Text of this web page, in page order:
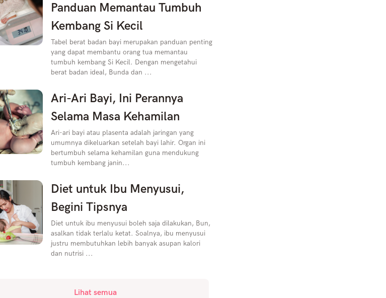
Panduan Memantau Tumbuh
Kembang Si Kecil
Tabel berat badan bayi merupakan panduan penting
yang dapat membantu orang tua memantau
tumbuh kembang Si Kecil. Dengan mengetahui
berat badan ideal, Bunda dan ...
Ari-Ari Bayi, Ini Perannya
Selama Masa Kehamilan
Ari-ari bayi atau plasenta adalah jaringan yang
umumnya dikeluarkan setelah bayi lahir. Organ ini
bertumbuh selama kehamilan guna mendukung
tumbuh kembang janin...
Diet untuk Ibu Menyusui,
Begini Tipsnya
Diet untuk ibu menyusui boleh saja dilakukan, Bun,
asalkan tidak terlalu ketat. Soalnya, ibu menyusui
justru membutuhkan lebih banyak asupan kalori
dan nutrisi ...
Lihat semua